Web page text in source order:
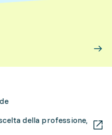
della professione,